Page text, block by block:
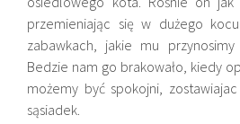
przemieniając się w dużego
zabawkach, jakie mu
Bedzie nam go brakowało, kiedy
możemy być spokojni,
sąsiadek.